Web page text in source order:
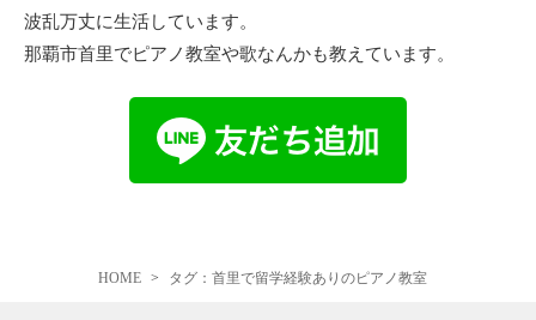
波乱万丈に生活しています。
那覇市首里でピアノ教室や歌なんかも教えています。
HOME タグ：首里で留学経験ありのピアノ教室